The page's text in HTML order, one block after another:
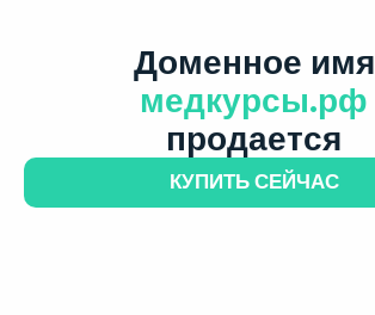
Доменное имя
медкурсы.рф
продается
КУПИТЬ СЕЙЧАС